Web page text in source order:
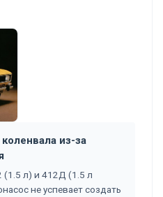
из-за
(1.5 л) и 412Д (1.5 л
не успевает создать